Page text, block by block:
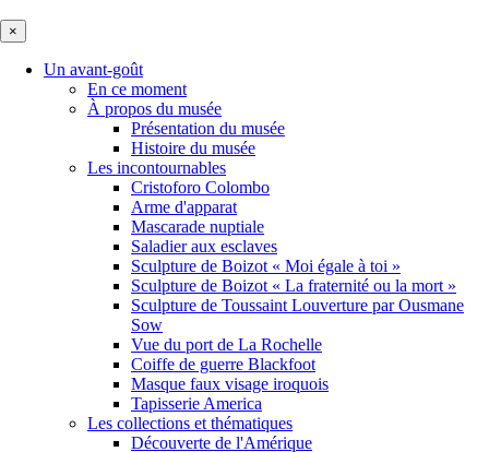
×
Un avant-goût
En ce moment
À propos du musée
Présentation du musée
Histoire du musée
Les incontournables
Cristoforo Colombo
Arme d'apparat
Mascarade nuptiale
Saladier aux esclaves
Sculpture de Boizot « Moi égale à toi »
Sculpture de Boizot « La fraternité ou la mort »
Sculpture de Toussaint Louverture par Ousmane
Sow
Vue du port de La Rochelle
Coiffe de guerre Blackfoot
Masque faux visage iroquois
Tapisserie America
Les collections et thématiques
Découverte de l'Amérique